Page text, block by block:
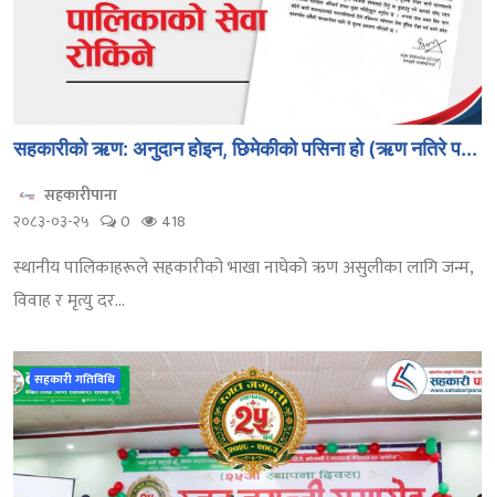
सहकारीको ऋण: अनुदान होइन, छिमेकीको पसिना हो (ऋण नतिरे प...
सहकारीपाना
२०८३-०३-२५
0 418
स्थानीय पालिकाहरूले सहकारीको भाखा नाघेको ऋण असुलीका लागि जन्म,
विवाह र मृत्यु दर...
सहकारी गतिविधि